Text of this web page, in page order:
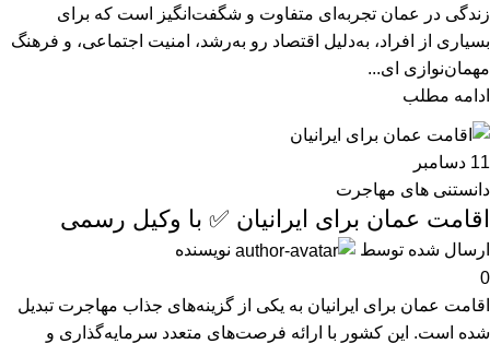
زندگی در عمان تجربه‌ای متفاوت و شگفت‌انگیز است که برای
بسیاری از افراد، به‌دلیل اقتصاد رو به‌رشد، امنیت اجتماعی، و فرهنگ
مهمان‌نوازی ای...
ادامه مطلب
11 دسامبر
دانستنی های مهاجرت
اقامت عمان برای ایرانیان ✅ با وکیل رسمی
ارسال شده توسط
نویسنده
0
اقامت عمان برای ایرانیان به یکی از گزینه‌های جذاب مهاجرت تبدیل
شده است. این کشور با ارائه فرصت‌های متعدد سرمایه‌گذاری و